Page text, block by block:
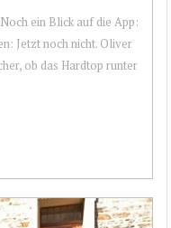
ein Blick auf die App:
Jetzt noch nicht. Oliver
ob das Hardtop runter